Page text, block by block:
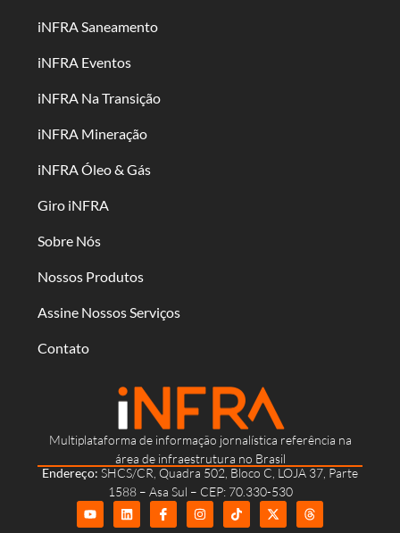
Multiplataforma de informação jornalística referência na
área de infraestrutura no Brasil
Endereço: SHCS/CR, Quadra 502, Bloco C, LOJA 37, Parte
1588 – Asa Sul – CEP: 70.330-530
iNFRA Saneamento
iNFRA Eventos
iNFRA Na Transição
iNFRA Mineração
iNFRA Óleo & Gás
Giro iNFRA
Sobre Nós
Nossos Produtos
Assine Nossos Serviços
Contato